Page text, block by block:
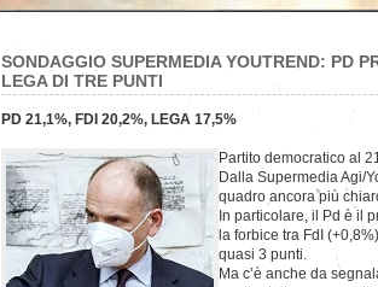
SONDAGGIO SUPERMEDIA YOUTREND: PD
LEGA DI TRE PUNTI
PD 21,1%, FDI 20,2%, LEGA 17,5%
Partito democratico al
Dalla Supermedia Agi/
quadro ancora più
In particolare, il Pd è il
la forbice tra FdI
quasi 3 punti.
Ma c’è anche da